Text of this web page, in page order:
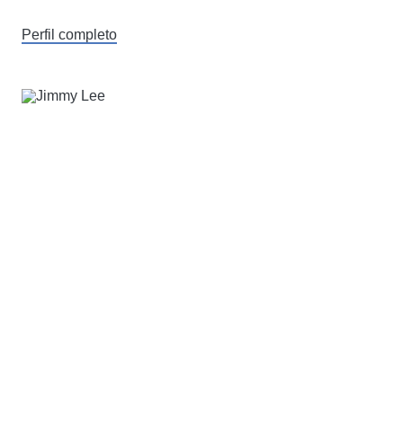
Perfil completo